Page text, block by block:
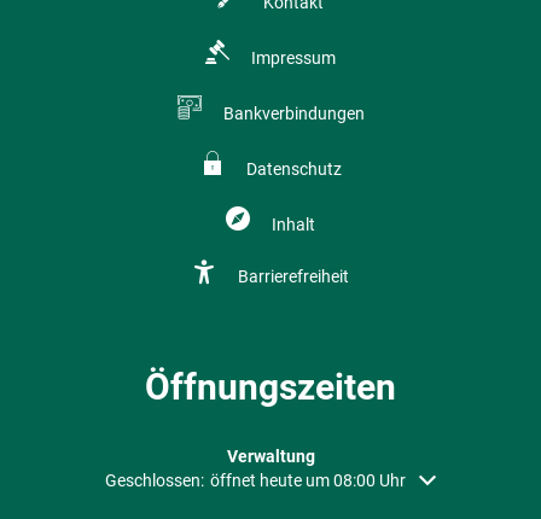
Impressum
Bankverbindungen
Datenschutz
Inhalt
Barrierefreiheit
Öffnungszeiten
Verwaltung
Klicken, um weitere Öffnungs- oder Schließzeiten
Geschlossen: öffnet heute um 08:00 Uhr